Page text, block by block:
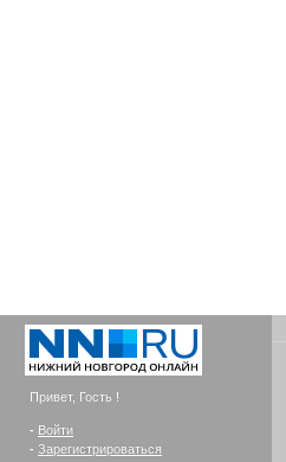
Привет, Гость !
- Войти
- Зарегистрироваться